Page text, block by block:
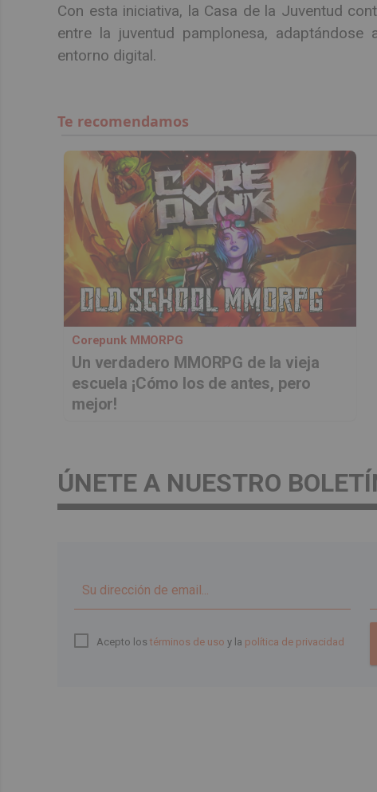
Con esta iniciativa, la Casa de la Juventud
entre la juventud pamplonesa,
entorno digital.
Corepunk MMORPG
Un verdadero MMORPG de la vieja
escuela ¡Cómo los de antes, pero
mejor!
ÚNETE A NUESTRO
Acepto los términos de uso y la política de privacidad